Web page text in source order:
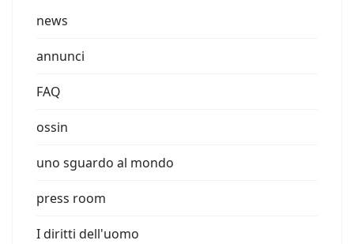
news
annunci
FAQ
ossin
uno sguardo al mondo
press room
I diritti dell'uomo